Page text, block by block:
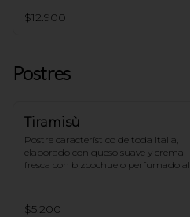
$12.900
Postres
Tiramisù
Postre característico de toda Italia,
elaborado con queso suave y crema
fresca con bizcochuelo perfumado al
$5.200